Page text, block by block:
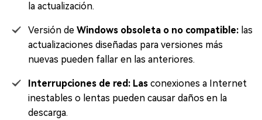
la actualización.
Versión de Windows obsoleta o no compatible: las
actualizaciones diseñadas para versiones más
nuevas pueden fallar en las anteriores.
Interrupciones de red: Las conexiones a Internet
inestables o lentas pueden causar daños en la
descarga.